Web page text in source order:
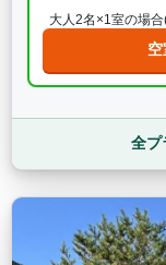
大人2名×1室の場
全プ